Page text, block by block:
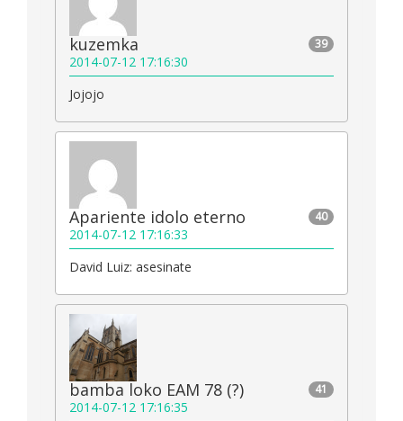
39
kuzemka
2014-07-12 17:16:30
Jojojo
40
Apariente idolo eterno
2014-07-12 17:16:33
David Luiz: asesinate
41
bamba loko EAM 78 (?)
2014-07-12 17:16:35